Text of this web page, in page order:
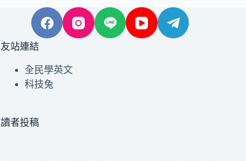
友站連結
全民學英文
科技兔
讀者投稿